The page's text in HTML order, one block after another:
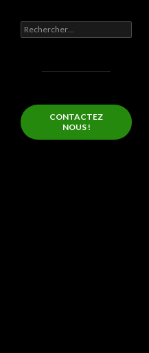
Rechercher :
CONTACTEZ
NOUS !